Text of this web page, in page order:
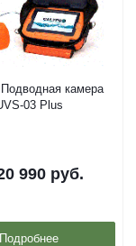
камера
03 Plus
990 руб.
Подробнее